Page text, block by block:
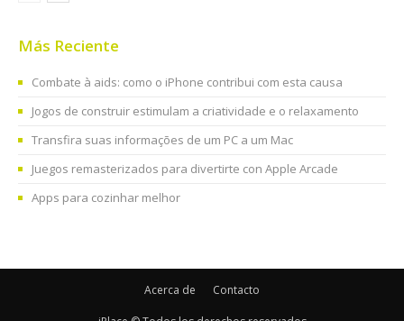
Más Reciente
Combate à aids: como o iPhone contribui com esta causa
Jogos de construir estimulam a criatividade e o relaxamento
Transfira suas informações de um PC a um Mac
Juegos remasterizados para divertirte con Apple Arcade
Apps para cozinhar melhor
Acerca de Contacto